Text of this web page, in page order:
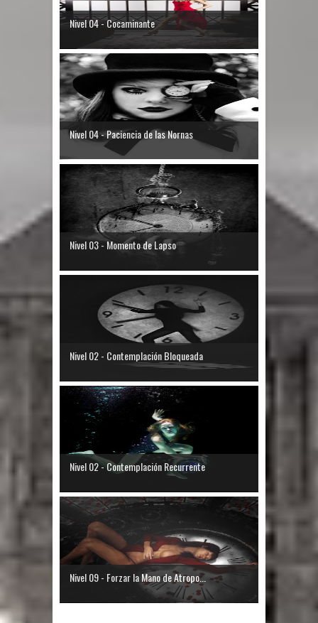
Nivel 04 - Cocaminante
Nivel 04 - Paciencia de las Nornas
Nivel 03 - Momento de Lapso
Nivel 02 - Contemplación Bloqueada
Nivel 02 - Contemplación Recurrente
Nivel 09 - Forzar la Mano de Atropo...